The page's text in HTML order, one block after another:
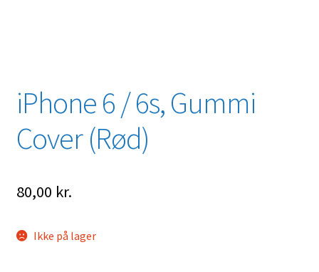
iPhone 6 / 6s, Gummi
Cover (Rød)
80,00 kr.
Ikke på lager